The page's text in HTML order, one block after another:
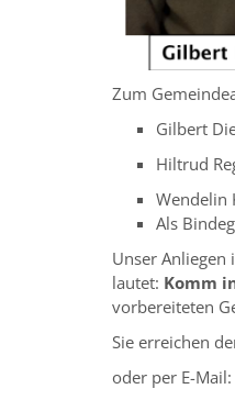
Zum
Gilbert
Hiltrud
Wendelin
Als
Unser Anliegen
lautet: Komm
vorbereiteten
Sie erreichen
oder per E-Mail: